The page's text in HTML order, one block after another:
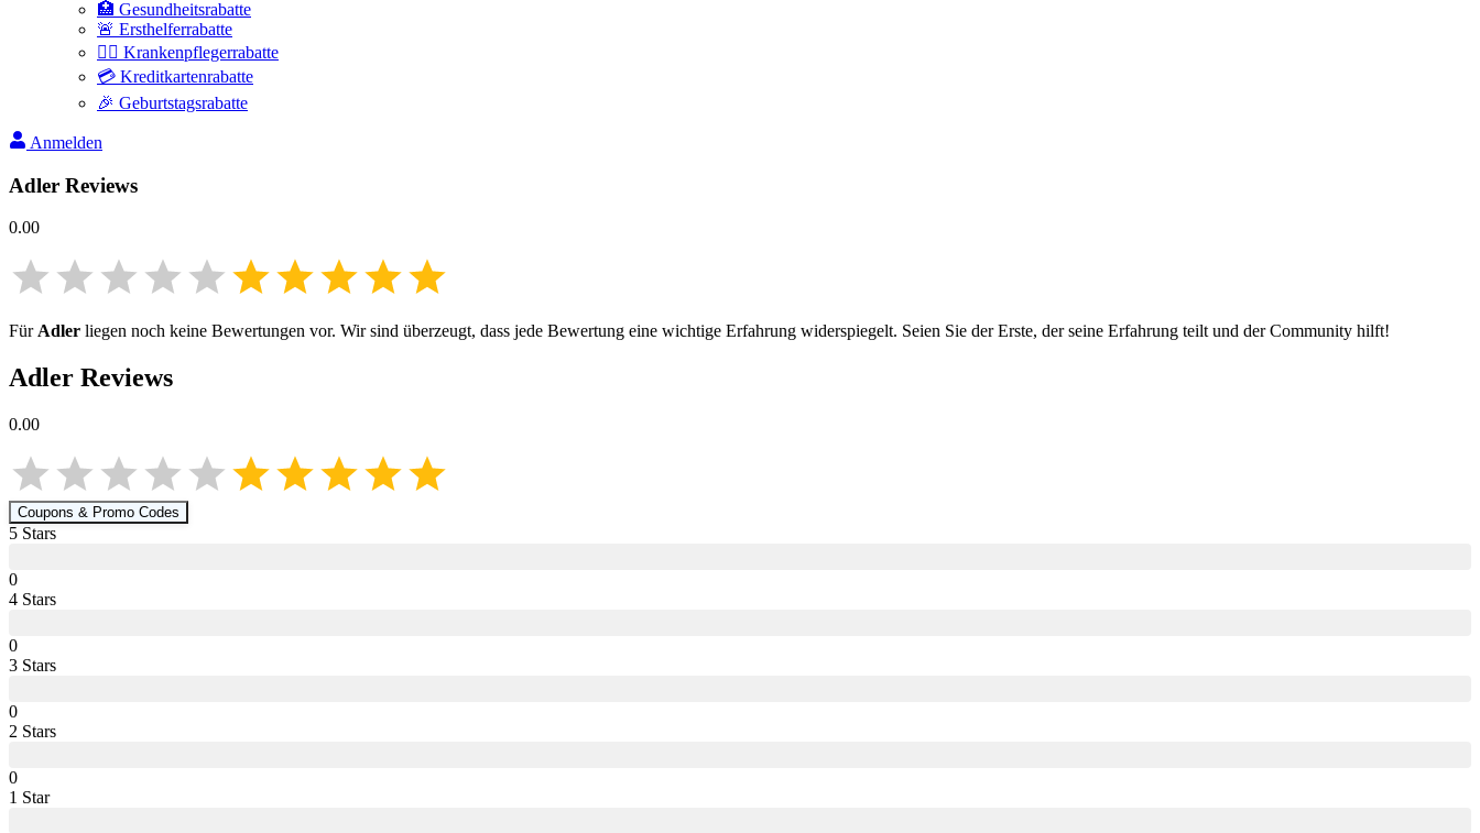
🏥 Gesundheitsrabatte
🚨 Ersthelferrabatte
👩‍⚕️ Krankenpflegerrabatte
💳 Kreditkartenrabatte
🎉 Geburtstagsrabatte
Anmelden
Adler Reviews
0.00
FürAdler liegen noch keine Bewertungen vor. Wir sind überzeugt, dass jede Bewertung eine wichtige Erfahrung widerspiegelt. Seien Sie der Erste, der seine Erfahrung teilt und der Community hilft!
Adler Reviews
0.00
Coupons & Promo Codes
5 Stars
0
4 Stars
0
3 Stars
0
2 Stars
0
1 Star